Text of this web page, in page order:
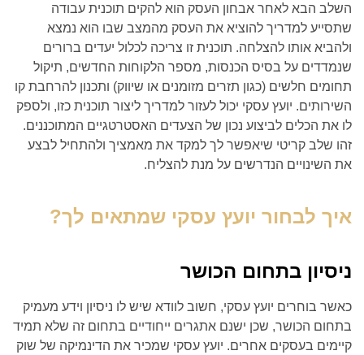
השלב הבא לאחר אבחון העסק הוא להקים תוכנית עבודה
שתסייע למדריך להוציא את העסק מהמצב שבו הוא נמצא
ולהביא אותו להצלחה. תוכנית זו צריכה לכלול יעדים ברורים
שנמדדים על בסיס הכנסות, מספר הלקוחות החדשים, תיקול
תחומים חלשים (כגון תזרים מזומנים או שיווק) ותכנון להרחבת קו
השירותים. יועץ עסקי יכול לעזור למדריך ליצור תוכנית כזו, ולספק
לו את הכלים לביצוע נכון של הצעדים האסטרטגיים המתוכננים.
זהו שלב קריטי שיאפשר לך למקד את מאמציך ולהתחיל לבצע
את השינויים הנדרשים על מנת להצליח.
איך לבחור יועץ עסקי שמתאים לך?
ניסיון בתחום הכושר
כאשר בוחרים יועץ עסקי, חשוב לוודא שיש לו ניסיון וידע מעמיק
בתחום הכושר, שכן ישנם אתגרים ייחודיים בתחום זה שלא תמיד
קיימים בעסקים אחרים. יועץ עסקי שמכיר את הדינמיקה של שוק